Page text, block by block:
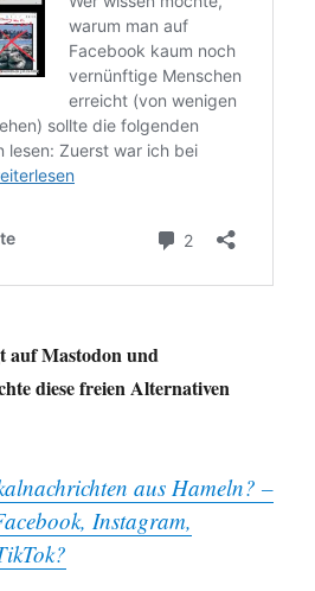
auf Mastodon und
diese freien Alternativen
aus Hameln? –
Instagram,